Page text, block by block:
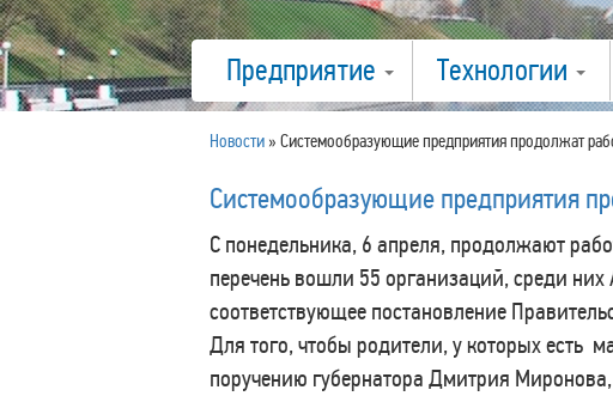
Предприятие Технологии
Новости » Cистемообразующие предприятия продолжат
Cистемообразующие предприятия
С понедельника, 6 апреля, продолжают
перечень вошли 55 организаций, среди
соответствующее постановление
Для того, чтобы родители, у которых есть
поручению губернатора Дмитрия